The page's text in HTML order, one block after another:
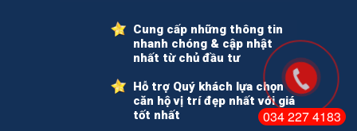
Cung cấp những thông tin
nhanh chóng & cập nhật
nhất từ chủ đầu tư
Hỗ trợ Quý khách lựa chọn
căn hộ vị trí đẹp nhất với giá
tốt nhất
034 227 4183